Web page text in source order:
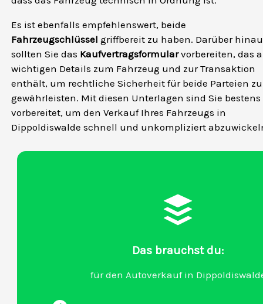
Es ist ebenfalls empfehlenswert, beide
Fahrzeugschlüssel griffbereit zu haben. Darüber
sollten Sie das Kaufvertragsformularvorbereiten, das
wichtigen Details zum Fahrzeug und zur Transaktion
enthält, um rechtliche Sicherheit für beide Parteien zu
gewährleisten. Mit diesen Unterlagen sind Sie bestens
vorbereitet, um den Verkauf Ihres Fahrzeugs in
Dippoldiswalde schnell und unkompliziert
Das brauchst du:
für den Autoverkauf in